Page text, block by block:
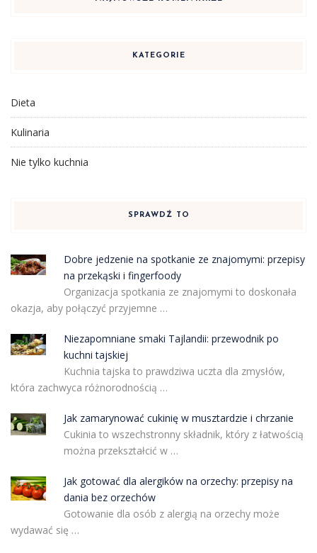
KATEGORIE
Dieta
Kulinaria
Nie tylko kuchnia
SPRAWDŹ TO
Dobre jedzenie na spotkanie ze znajomymi: przepisy
na przekąski i fingerfoody
Organizacja spotkania ze znajomymi to doskonała
okazja, aby połączyć przyjemne …
Niezapomniane smaki Tajlandii: przewodnik po
kuchni tajskiej
Kuchnia tajska to prawdziwa uczta dla zmysłów,
która zachwyca różnorodnością …
Jak zamarynować cukinię w musztardzie i chrzanie
Cukinia to wszechstronny składnik, który z łatwością
można przekształcić w …
Jak gotować dla alergików na orzechy: przepisy na
dania bez orzechów
Gotowanie dla osób z alergią na orzechy może
wydawać się …